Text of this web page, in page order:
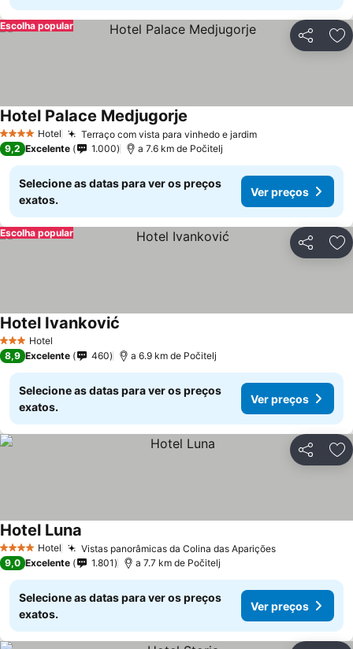
Partilhar
Escolha popular
4 EstrelasHotel Terraço com vista para vinhedo e jardim
Hotel Palace Medjugorje
9,2 Excelente 1.000 a 7.6 km de Počitelj
Selecione as datas para ver os preços
exatos.
Ver preços
Partilhar
Escolha popular
3 EstrelasHotel
Hotel Ivanković
8,9 Excelente 460 a 6.9 km de Počitelj
Selecione as datas para ver os preços
exatos.
Ver preços
Partilhar
4 EstrelasHotel Vistas panorâmicas da Colina das Aparições
Hotel Luna
9,0 Excelente 1.801 a 7.7 km de Počitelj
Selecione as datas para ver os preços
exatos.
Ver preços